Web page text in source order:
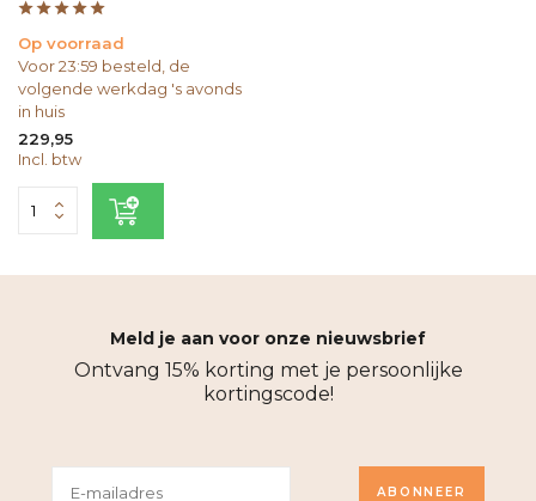
Op voorraad
Voor 23:59 besteld, de
volgende werkdag 's avonds
in huis
229,95
Incl. btw
Meld je aan voor onze nieuwsbrief
Ontvang 15% korting met je persoonlijke
kortingscode!
ABONNEER